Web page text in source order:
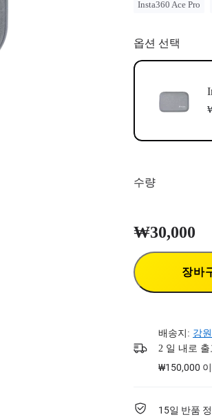
Insta360 Ace Pro
옵션 선택
수량
₩30,000
장바
배송지: 강
2 일 내로
₩150,000
15일 반품